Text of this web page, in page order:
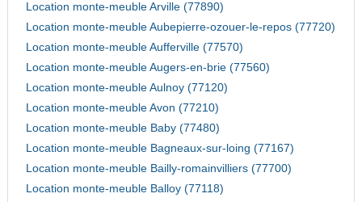
Location monte-meuble Arville (77890)
Location monte-meuble Aubepierre-ozouer-le-repos (77720)
Location monte-meuble Aufferville (77570)
Location monte-meuble Augers-en-brie (77560)
Location monte-meuble Aulnoy (77120)
Location monte-meuble Avon (77210)
Location monte-meuble Baby (77480)
Location monte-meuble Bagneaux-sur-loing (77167)
Location monte-meuble Bailly-romainvilliers (77700)
Location monte-meuble Balloy (77118)